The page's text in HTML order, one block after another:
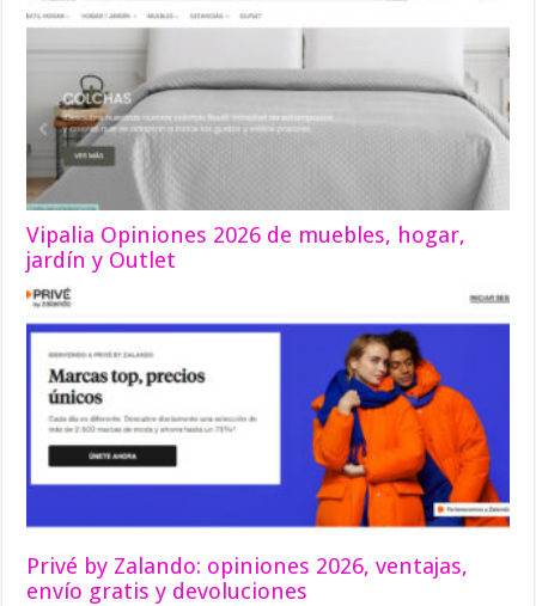
Vipalia Opiniones 2026 de muebles, hogar,
jardín y Outlet
Privé by Zalando: opiniones 2026, ventajas,
envío gratis y devoluciones